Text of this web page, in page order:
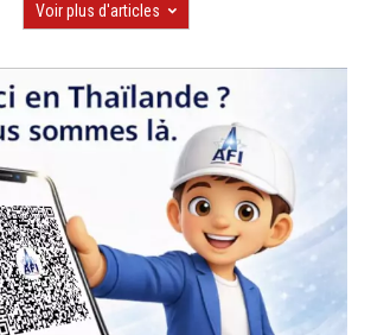
Voir plus d'articles